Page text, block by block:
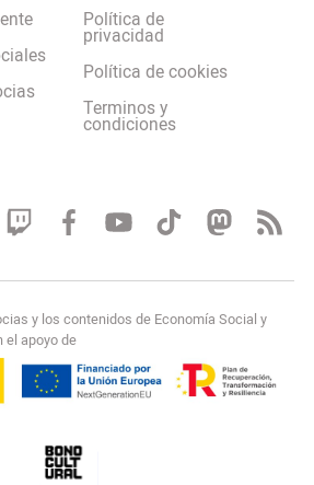
Política de
privacidad
Política de cookies
Terminos y
condiciones
y los contenidos de Economía Social y
el apoyo de